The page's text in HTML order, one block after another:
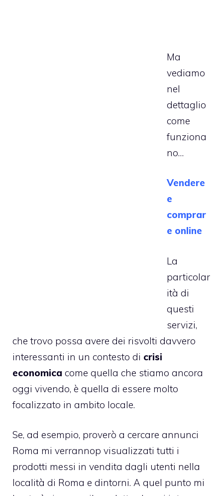
Ma
vediamo
nel
dettaglio
come
funziona
no…
Vendere
e
comprar
e online
La
particolar
ità di
questi
servizi,
che trovo possa avere dei risvolti davvero
interessanti in un contesto di crisi
economica come quella che stiamo ancora
oggi vivendo, è quella di essere molto
focalizzato in ambito locale.
Se, ad esempio, proverò a cercare annunci
Roma mi verrannop visualizzati tutti i
prodotti messi in vendita dagli utenti nella
località di Roma e dintorni. A quel punto mi